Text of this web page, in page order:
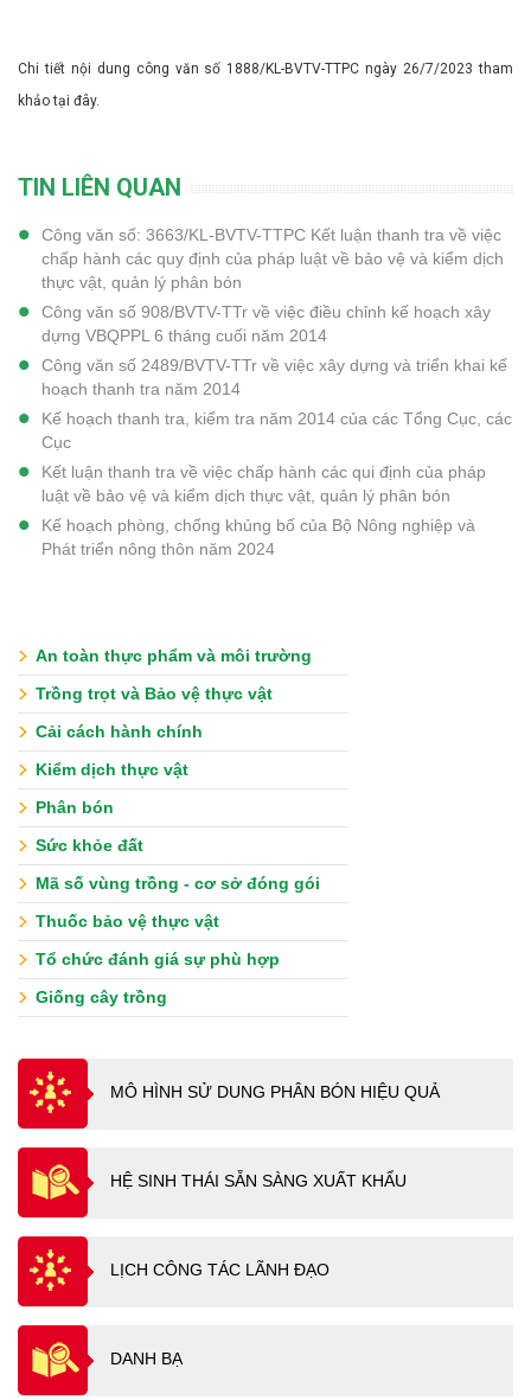
Chi tiết nội dung công văn số 1888/KL-BVTV-TTPC ngày 26/7/2023 tham
khảotại đây.
TIN LIÊN QUAN
Công văn số: 3663/KL-BVTV-TTPC Kết luận thanh tra về việc
chấp hành các quy định của pháp luật về bảo vệ và kiểm dịch
thực vật, quản lý phân bón
Công văn số 908/BVTV-TTr về việc điều chỉnh kế hoạch xây
dựng VBQPPL 6 tháng cuối năm 2014
Công văn số 2489/BVTV-TTr về việc xây dựng và triển khai kế
hoạch thanh tra năm 2014
Kế hoạch thanh tra, kiểm tra năm 2014 của các Tổng Cục, các
Cục​
Kết luận thanh tra về việc chấp hành các qui định của pháp
luật về bảo vệ và kiểm dịch thực vật, quản lý phân bón
Kế hoạch phòng, chống khủng bố của Bộ Nông nghiệp và
Phát triển nông thôn năm 2024
An toàn thực phẩm và môi trường
Trồng trọt và Bảo vệ thực vật
Cải cách hành chính
Kiểm dịch thực vật
Phân bón
Sức khỏe đất
Mã số vùng trồng - cơ sở đóng gói
Thuốc bảo vệ thực vật
Tổ chức đánh giá sự phù hợp
Giống cây trồng
MÔ HÌNH SỬ DUNG PHÂN BÓN HIỆU QUẢ
HỆ SINH THÁI SẴN SÀNG XUẤT KHẨU
LỊCH CÔNG TÁC LÃNH ĐẠO
DANH BẠ